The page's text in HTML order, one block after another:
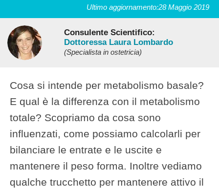
Ultimo aggiornamento:28 Maggio 2019
Consulente Scientifico:
Dottoressa Laura Lombardo
(Specialista in ostetricia)
Cosa si intende per metabolismo basale?
E qual è la differenza con il metabolismo
totale? Scopriamo da cosa sono
influenzati, come possiamo calcolarli per
bilanciare le entrate e le uscite e
mantenere il peso forma. Inoltre vediamo
qualche trucchetto per mantenere attivo il